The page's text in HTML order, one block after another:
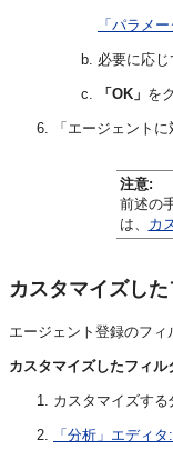
「パラメ
必要に応じ
「OK」 を
「エージェント
注意:
前述の
は、 カ
カスタマイズし
エージェント登録のフ
カスタマイズしたフィ
カスタマイズする
「分析」エディ